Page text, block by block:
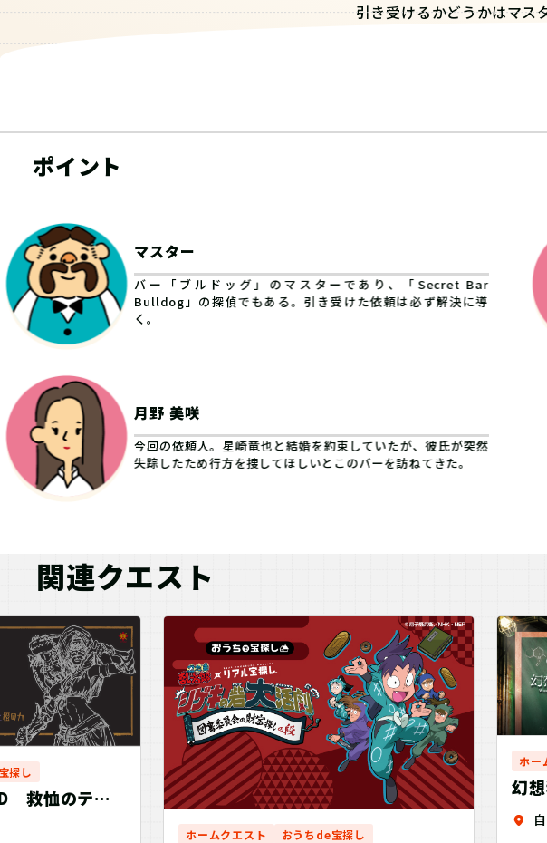
引き受けるかどうかはマス
ポイント
マスター
バー「ブルドッグ」のマスターであり、「Secret Bar
Bulldog」の探偵でもある。引き受けた依頼は必ず解決に導
く。
月野 美咲
今回の依頼人。星崎竜也と結婚を約束していたが、彼氏が突然
失踪したため行方を捜してほしいとこのバーを訪ねてきた。
関連クエスト
探し
救恤のテイ
ホームクエスト おうちde宝探し
ホー
幻
フ